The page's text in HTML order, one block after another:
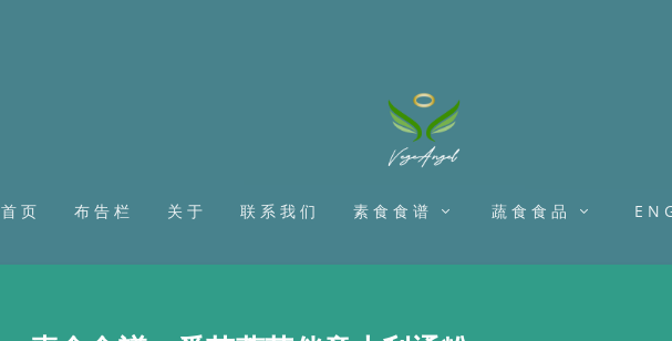
首页 布告栏 关于 联系我们 素食食谱 蔬食食品